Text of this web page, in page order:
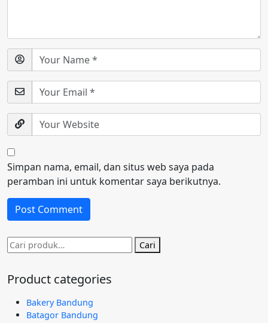
Simpan nama, email, dan situs web saya pada
peramban ini untuk komentar saya berikutnya.
Pencarian
untuk:
Cari
Product categories
Bakery Bandung
Batagor Bandung